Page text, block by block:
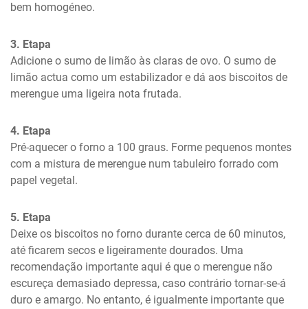
bem homogéneo.
3. Etapa
Adicione o sumo de limão às claras de ovo. O sumo de
limão actua como um estabilizador e dá aos biscoitos de
merengue uma ligeira nota frutada.
4. Etapa
Pré-aquecer o forno a 100 graus. Forme pequenos montes
com a mistura de merengue num tabuleiro forrado com
papel vegetal.
5. Etapa
Deixe os biscoitos no forno durante cerca de 60 minutos,
até ficarem secos e ligeiramente dourados. Uma
recomendação importante aqui é que o merengue não
escureça demasiado depressa, caso contrário tornar-se-á
duro e amargo. No entanto, é igualmente importante que